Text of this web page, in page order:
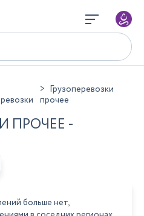
Грузоперевозки
прочее
ПРОЧЕЕ -
больше нет,